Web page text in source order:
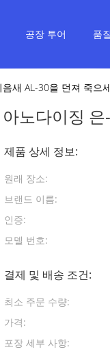
공장 투어 품
새 AL-30을 던져 죽으
아노다이징
제품 상세 정보:
원래 장소:
브랜드 이름:
인증:
모델 번호:
결제 및 배송 조건:
최소 주문 수량:
가격:
포장 세부 사항: